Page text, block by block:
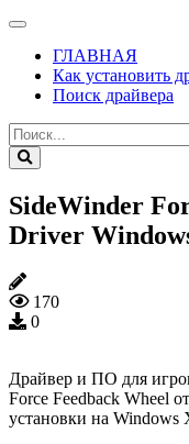
ГЛАВНАЯ
Как установить
Поиск драйвера
SideWinder
Driver
170
0
Драйвер и ПО для
Force Feedback Wheel
установки на Windows